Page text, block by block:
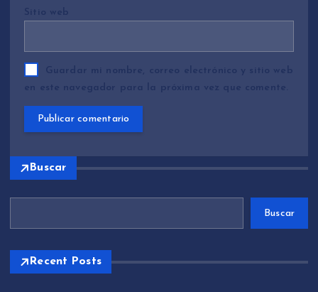
Sitio web
Guardar mi nombre, correo electrónico y sitio web
en este navegador para la próxima vez que comente.
Buscar
Buscar
Recent Posts